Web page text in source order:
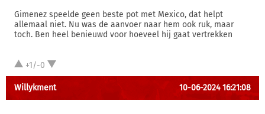
Gimenez speelde geen beste pot met Mexico, dat helpt
allemaal niet. Nu was de aanvoer naar hem ook ruk, maar
toch. Ben heel benieuwd voor hoeveel hij gaat vertrekken
+1/-0
Willykment 10-06-2024 16:21:08